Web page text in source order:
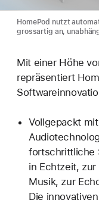
HomePod nutzt
grossartig an,
Mit einer Höhe
repräsentiert
Vollgepackt
fortschrittliche
in Echtzeit,
Musik, zur
Die